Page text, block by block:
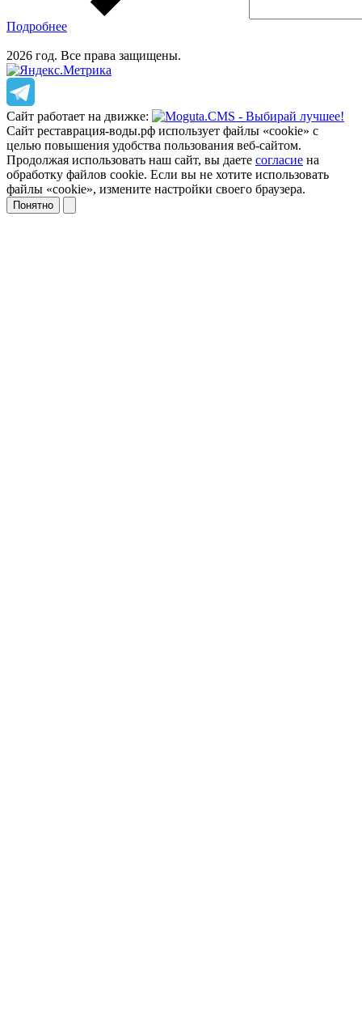
Подробнее
2026 год. Все права защищены.
Сайт работает на движке:
Сайт реставрация-воды.рф использует файлы «cookie» с
целью повышения удобства пользования веб-сайтом.
Продолжая использовать наш сайт, вы даете согласие на
обработку файлов cookie. Если вы не хотите использовать
файлы «cookie», измените настройки своего браузера.
Понятно